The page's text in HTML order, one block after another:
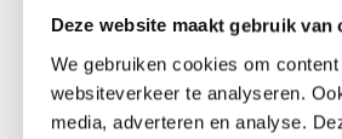
Deze website maakt gebruik van
We gebruiken cookies om
websiteverkeer te analyseren.
media, adverteren en analyse.
Categorie
Competitie,Informatie